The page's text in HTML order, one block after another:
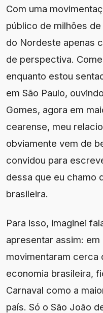
Com uma
público de milhões
do Nordeste apenas
de perspectiva.
enquanto estou
em São Paulo,
Gomes, agora em
cearense, meu
obviamente vem de
convidou para
dessa que eu chamo
brasileira.
Para isso, imaginei
apresentar assim:
movimentaram cerca
economia brasileira,
Carnaval como a
país. Só o São João